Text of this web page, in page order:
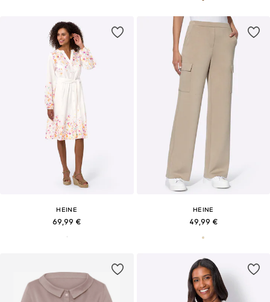
HEINE
69,99 €
HEINE
49,99 €